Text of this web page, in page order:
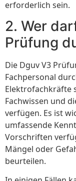
erforderlich sein.
2. Wer
Prüfung
Die Dguv V3
Fachpersonal
Elektrofachkräfte
Fachwissen und
verfügen. Es ist
umfassende
Vorschriften
Mängel oder
beurteilen.